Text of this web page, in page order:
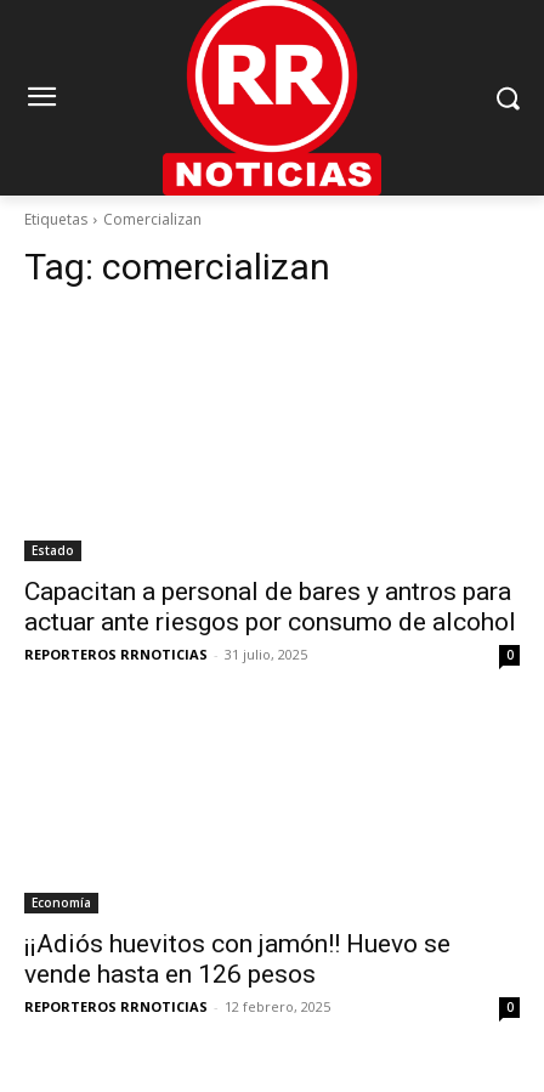
Etiquetas Comercializan
Tag: comercializan
Estado
Capacitan a personal de bares y antros para
actuar ante riesgos por consumo de alcohol
REPORTEROS RRNOTICIAS - 31 julio, 2025 0
Economía
¡¡Adiós huevitos con jamón!! Huevo se
vende hasta en 126 pesos
REPORTEROS RRNOTICIAS - 12 febrero, 2025 0